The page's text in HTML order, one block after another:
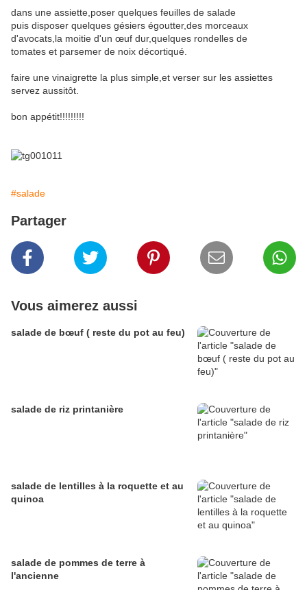
dans une assiette,poser quelques feuilles de salade
puis disposer quelques gésiers égoutter,des morceaux
d'avocats,la moitie d'un œuf dur,quelques rondelles de
tomates et parsemer de noix décortiqué.
faire une vinaigrette la plus simple,et verser sur les assiettes
servez aussitôt.
bon appétit!!!!!!!!!
#salade
Partager
Vous aimerez aussi
salade de bœuf ( reste du pot au feu)
salade de riz printanière
salade de lentilles à la roquette et au
quinoa
salade de pommes de terre à
l'ancienne